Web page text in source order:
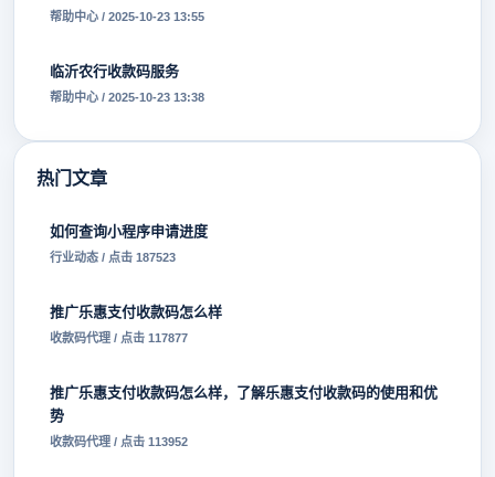
帮助中心 / 2025-10-23 13:55
临沂农行收款码服务
帮助中心 / 2025-10-23 13:38
热门文章
如何查询小程序申请进度
行业动态 / 点击 187523
推广乐惠支付收款码怎么样
收款码代理 / 点击 117877
推广乐惠支付收款码怎么样，了解乐惠支付收款码的使用和优
势
收款码代理 / 点击 113952